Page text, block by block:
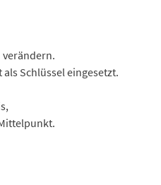
Schlüssel eingesetzt.